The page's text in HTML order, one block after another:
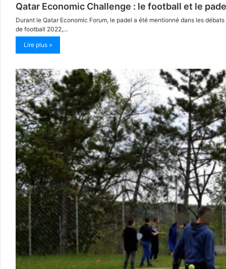
Qatar Economic Challenge : le football et le
Durant le Qatar Economic Forum, le padel a été mentionné dans les
de football 2022,…
Lire plus »